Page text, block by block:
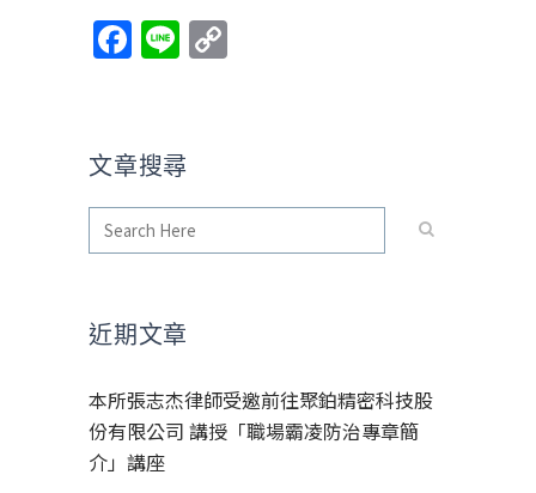
Facebook
Line
文章搜尋
近期文章
本所張志杰律師受邀前往聚鉑精密科技股
份有限公司 講授「職場霸凌防治專章簡
介」講座